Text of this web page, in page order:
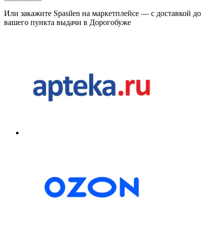
Или закажите Spasilen на маркетплейсе — с доставкой до
вашего пункта выдачи в Дорогобуже